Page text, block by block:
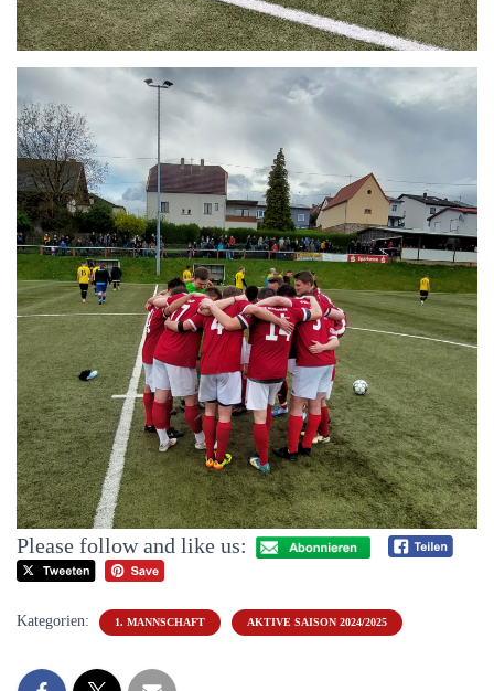
Please follow and like us:
Kategorien: 1. MANNSCHAFT AKTIVE SAISON 2024/2025